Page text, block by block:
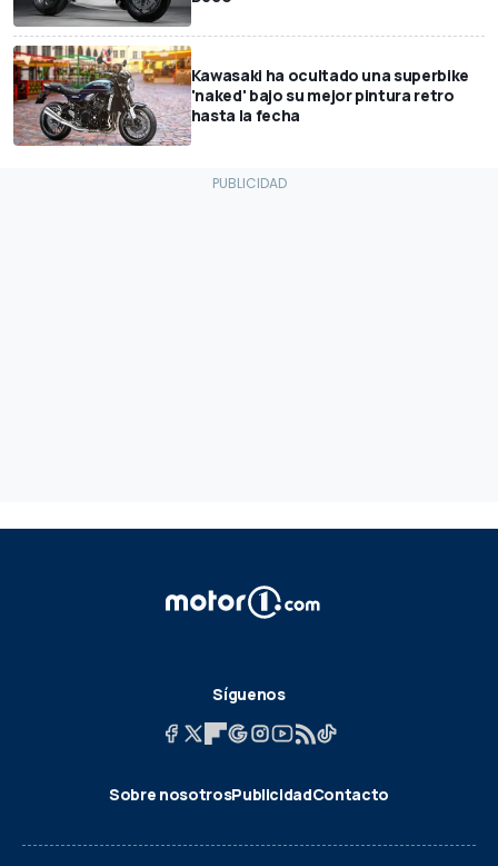
Kawasaki ha ocultado una superbike
'naked' bajo su mejor pintura retro
hasta la fecha
Síguenos
Sobre nosotrosPublicidadContacto